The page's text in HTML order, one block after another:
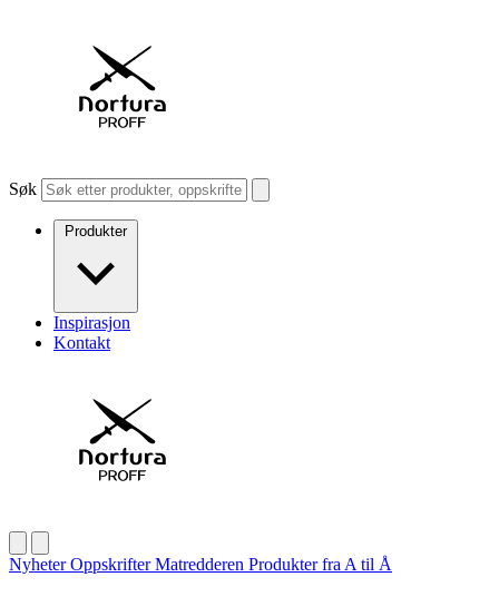
Søk
Produkter
Inspirasjon
Kontakt
NyheterOppskrifterMatredderen Produkter fra A til Å